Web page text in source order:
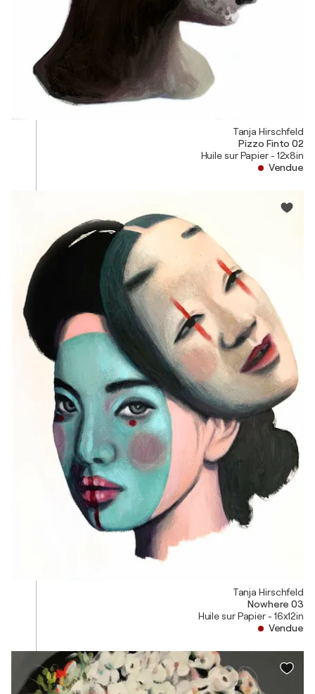
Tanja Hirschfeld
Pizzo Finto 02
Huile sur Papier - 12x8in
Vendue
Tanja Hirschfeld
Nowhere 03
Huile sur Papier - 16x12in
Vendue